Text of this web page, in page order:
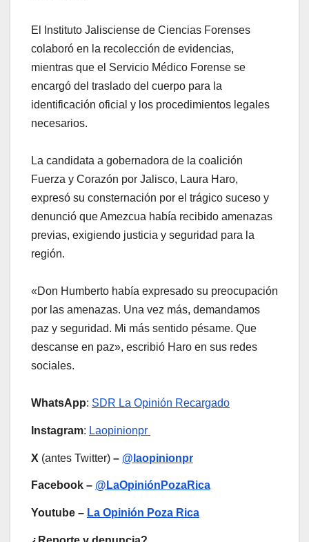
El Instituto Jalisciense de Ciencias Forenses
colaboró en la recolección de evidencias,
mientras que el Servicio Médico Forense se
encargó del traslado del cuerpo para la
identificación oficial y los procedimientos legales
necesarios.
La candidata a gobernadora de la coalición
Fuerza y Corazón por Jalisco, Laura Haro,
expresó su consternación por el trágico suceso y
denunció que Amezcua había recibido amenazas
previas, exigiendo justicia y seguridad para la
región.
«Don Humberto había expresado su preocupación
por las amenazas. Una vez más, demandamos
paz y seguridad. Mi más sentido pésame. Que
descanse en paz», escribió Haro en sus redes
sociales.
WhatsApp: SDR La Opinión Recargado
Instagram: Laopinionpr
X (antes Twitter) – @laopinionpr
Facebook – @LaOpiniónPozaRica
Youtube – La Opinión Poza Rica